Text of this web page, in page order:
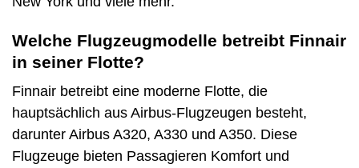
Welche Flugzeugmodelle betreibt Finnair
in seiner Flotte?
Finnair betreibt eine moderne Flotte, die
hauptsächlich aus Airbus-Flugzeugen besteht,
darunter Airbus A320, A330 und A350. Diese
Flugzeuge bieten Passagieren Komfort und